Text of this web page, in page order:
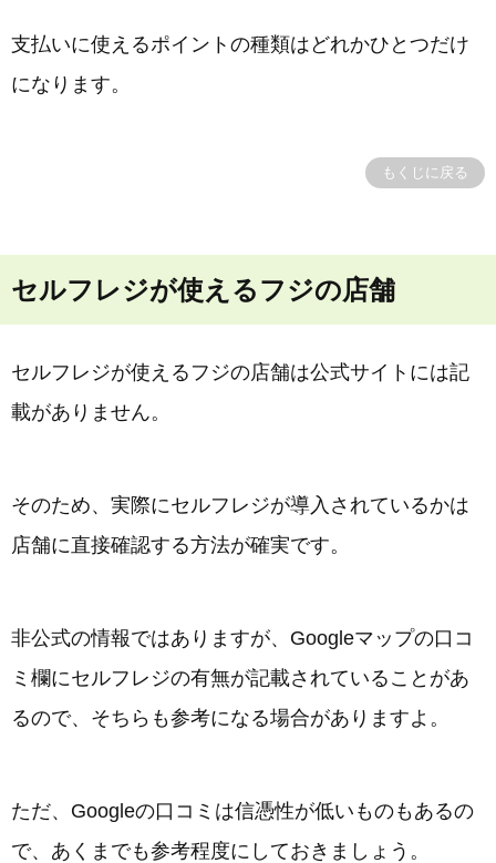
支払いに使えるポイントの種類はどれかひとつだけ
になります。
もくじに戻る
セルフレジが使えるフジの店舗
セルフレジが使えるフジの店舗は公式サイトには記
載がありません。
そのため、実際にセルフレジが導入されているかは
店舗に直接確認する方法が確実です。
非公式の情報ではありますが、Googleマップの口コ
ミ欄にセルフレジの有無が記載されていることがあ
るので、そちらも参考になる場合がありますよ。
ただ、Googleの口コミは信憑性が低いものもあるの
で、あくまでも参考程度にしておきましょう。